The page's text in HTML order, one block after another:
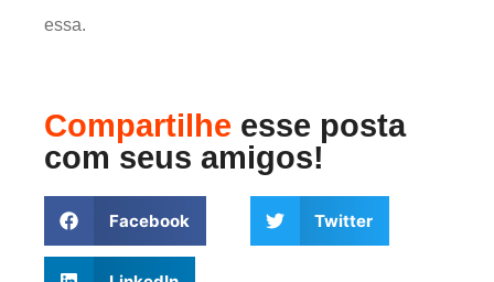
essa.
Compartilhe esse posta
com seus amigos!
Facebook Twitter